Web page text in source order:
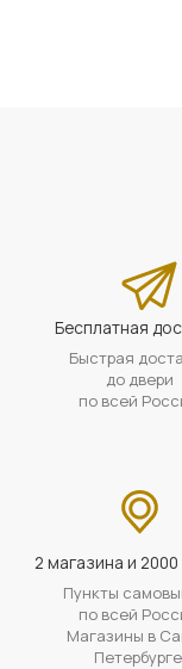
Бесплатная
Быстрая
до двери
по всей
2 магазина и 2000
Пункты
по всей
Магазины в